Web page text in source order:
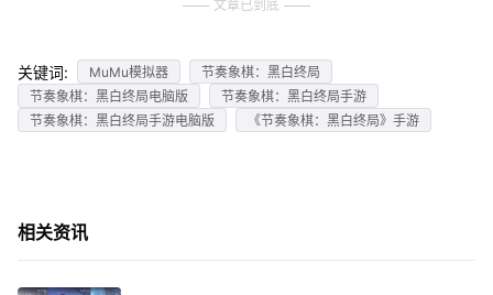
文章已到底
关键词: MuMu模拟器
节奏象棋：黑白终局
节奏象棋：黑白终局电脑版
节奏象棋：黑白终局手游
节奏象棋：黑白终局手游电脑版
《节奏象棋：黑白终局》手游
相关资讯